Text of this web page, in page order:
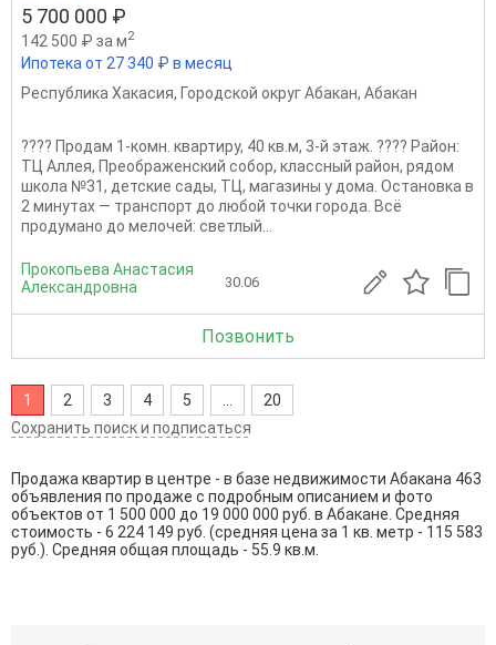
5 700 000 ₽
142 500 ₽ за м2
Ипотека от 27 340 ₽ в месяц
Республика Хакасия, Городской округ Абакан, Абакан
???? Продам 1-комн. квартиру, 40 кв.м, 3-й этаж. ???? Район:
ТЦ Аллея, Преображенский собор, классный район, рядом
школа №31, детские сады, ТЦ, магазины у дома. Остановка в
2 минутах — транспорт до любой точки города. Всё
продумано до мелочей: светлый...
Прокопьева Анастасия
Александровна
30.06
Позвонить
1 2 3 4 5
20
Сохранить поиск и подписаться
Продажа квартир в центре - в базе недвижимости Абакана 463
объявления по продаже с подробным описанием и фото
объектов от 1 500 000 до 19 000 000 руб. в Абакане. Средняя
стоимость - 6 224 149 руб. (средняя цена за 1 кв. метр - 115 583
руб.). Средняя общая площадь - 55.9 кв.м.